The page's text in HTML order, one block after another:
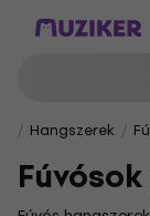
Hangszerek
Fúvósok